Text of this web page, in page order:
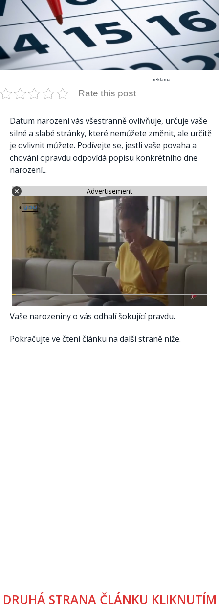
reklama
Rate this post
Datum narození vás všestranně ovlivňuje, určuje vaše
silné a slabé stránky, které nemůžete změnit, ale určitě
je ovlivnit můžete. Podívejte se, jestli vaše povaha a
chování opravdu odpovídá popisu konkrétního dne
narození...
Advertisement
Vaše narozeniny o vás odhalí šokující pravdu.
Pokračujte ve čtení článku na další straně níže.
DRUHÁ STRANA ČLÁNKU KLIKNUTÍM